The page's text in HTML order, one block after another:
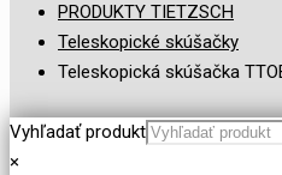
PRODUKTY TIETZSCH
Teleskopické skúšačky
Teleskopická skúšačka
Vyhľadať produkt
×